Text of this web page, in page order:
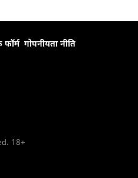
गोपनीयता नीति
18+